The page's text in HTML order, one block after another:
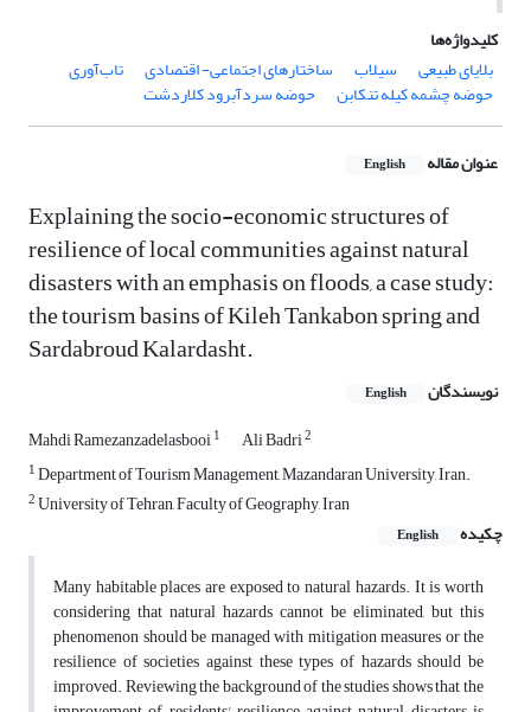
کلیدواژه‌ها
بلایای طبیعی
سیلاب ساختارهای اجتماعی- اقتصادی تاب‌آوری
حوضه چشمه کیله تنکابن حوضه سردآبرود کلاردشت
عنوان مقاله English
Explaining the socio-economic structures of
resilience of local communities against natural
disasters with an emphasis on floods, a case study:
the tourism basins of Kileh Tankabon spring and
Sardabroud Kalardasht.
نویسندگان English
Mahdi Ramezanzadelasbooi1 Ali Badri2
1Department of Tourism Management, Mazandaran University, Iran.
2University of Tehran, Faculty of Geography, Iran
چکیده
English
Many habitable places are exposed to natural hazards. It is worth
considering that natural hazards cannot be eliminated, but this
phenomenon should be managed with mitigation measures or the
resilience of societies against these types of hazards should be
improved. Reviewing the background of the studies shows that the